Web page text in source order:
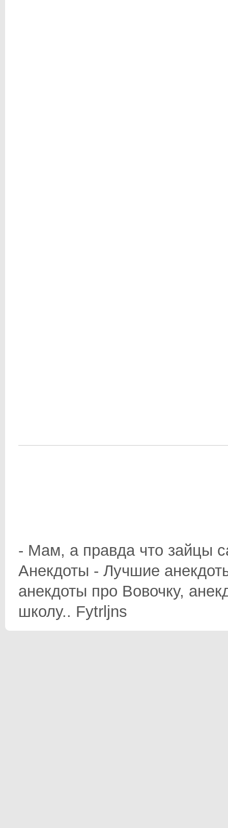
- Мам, а правда что зайцы
Анекдоты - Лучшие
анекдоты про Вовочку,
школу.. Fytrljns